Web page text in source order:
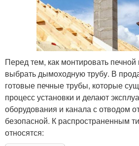
Перед тем, как монтировать
выбрать дымоходную трубу. В
готовые печные трубы, которые
процесс установки и делают
оборудования и канала с отводом
безопасной. К распространенным
относятся: